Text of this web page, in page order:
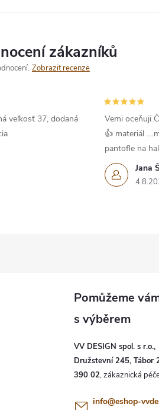
zákazníků
Zobrazit recenze
veľkosť 37, dodaná
Jana
Vemi oceňuji
👍 materiál
pantofle na
VV DESIGN spol. s r.o.,
Družstevní 245, Tábor
390 02
info@eshop-